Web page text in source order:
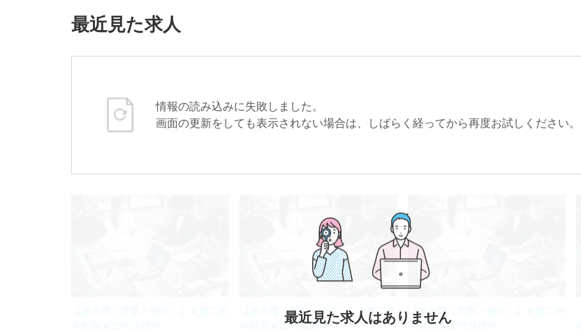
最近見た求人
情報の読み込みに失敗しました。
画面の更新をしても表示されない場合は、しばらく経ってから再度お試しください。
最近見た求人はありません
【総合職（営業／制作）】★第二新
卒歓迎★20代活躍中
【総合職（営業／制作）】★第二新
卒歓迎★20代活躍中